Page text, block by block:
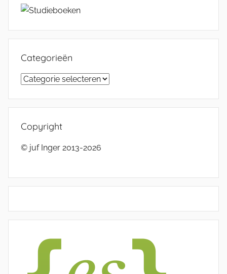
Categorieën
Categorieën
Copyright
© juf Inger 2013-2026